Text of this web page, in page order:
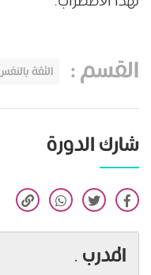
القسم: الثقة
شارك الدورة
المدرب .